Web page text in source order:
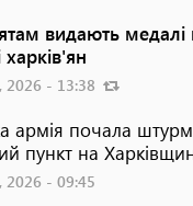
видають медалі
2026 - 13:38
армія почала
пункт на
2026 - 09:45